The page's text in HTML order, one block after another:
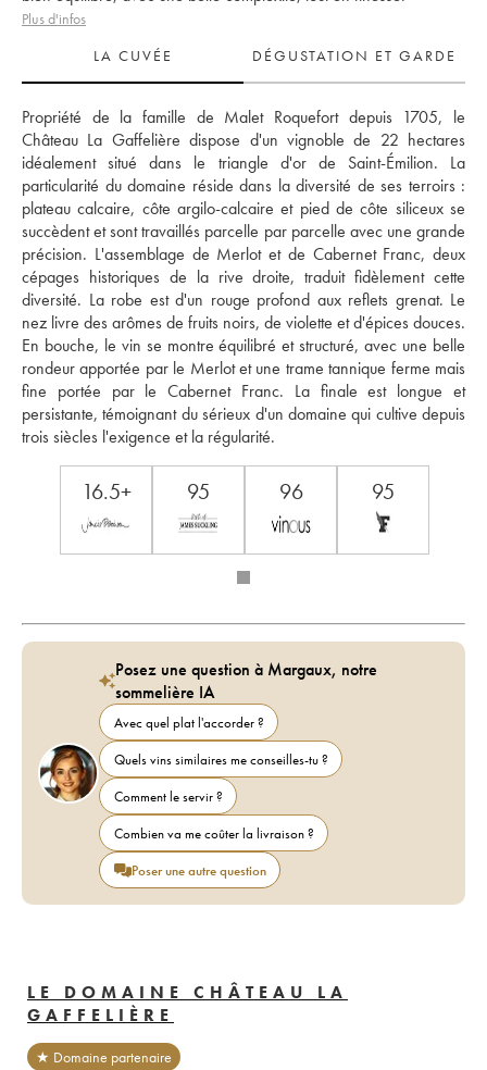
Plus d'infos
LA CUVÉE
DÉGUSTATION ET GARDE
Propriété de la famille de Malet Roquefort depuis 1705, le
Château La Gaffelière dispose d'un vignoble de 22 hectares
idéalement situé dans le triangle d'or de Saint-Émilion. La
particularité du domaine réside dans la diversité de ses terroirs :
plateau calcaire, côte argilo-calcaire et pied de côte siliceux se
succèdent et sont travaillés parcelle par parcelle avec une grande
précision. L'assemblage de Merlot et de Cabernet Franc, deux
cépages historiques de la rive droite, traduit fidèlement cette
diversité. La robe est d'un rouge profond aux reflets grenat. Le
nez livre des arômes de fruits noirs, de violette et d'épices douces.
En bouche, le vin se montre équilibré et structuré, avec une belle
rondeur apportée par le Merlot et une trame tannique ferme mais
fine portée par le Cabernet Franc. La finale est longue et
persistante, témoignant du sérieux d'un domaine qui cultive depuis
trois siècles l'exigence et la régularité.
16.5+ 95 96 95
Posez une question à Margaux, notre
sommelière IA
Avec quel plat l'accorder ?
Quels vins similaires me conseilles-tu ?
Comment le servir ?
Combien va me coûter la livraison ?
Poser une autre question
LE DOMAINE CHÂTEAU LA
GAFFELIÈRE
★ Domaine partenaire